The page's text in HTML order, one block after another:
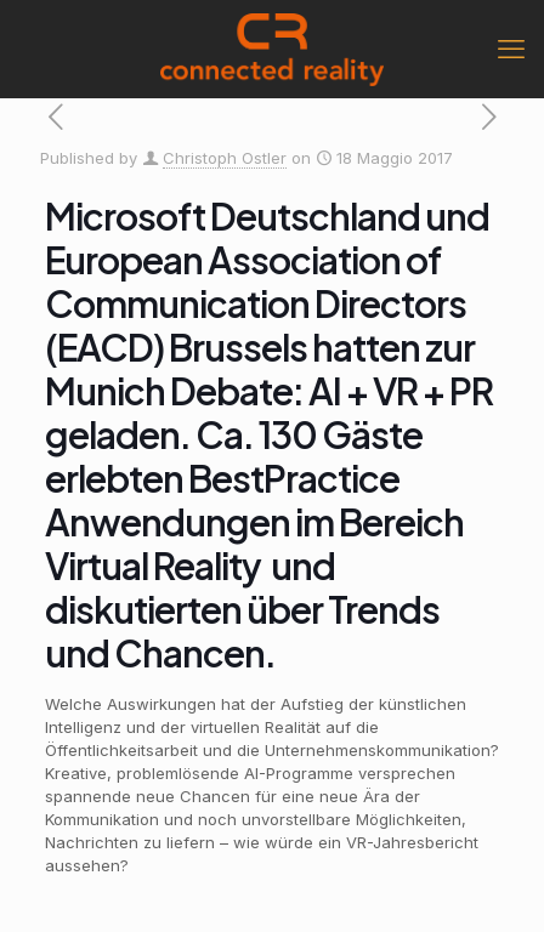
Published by Christoph Ostler on 18 Maggio 2017
Microsoft Deutschland und
European Association of
Communication Directors
(EACD) Brussels hatten zur
Munich Debate: AI + VR + PR
geladen. Ca. 130 Gäste
erlebten BestPractice
Anwendungen im Bereich
Virtual Reality und
diskutierten über Trends
und Chancen.
Welche Auswirkungen hat der Aufstieg der künstlichen
Intelligenz und der virtuellen Realität auf die
Öffentlichkeitsarbeit und die Unternehmenskommunikation?
Kreative, problemlösende AI-Programme versprechen
spannende neue Chancen für eine neue Ära der
Kommunikation und noch unvorstellbare Möglichkeiten,
Nachrichten zu liefern – wie würde ein VR-Jahresbericht
aussehen?